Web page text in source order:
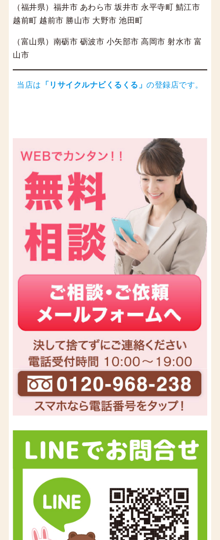
（福井県）福井市 あわら市 坂井市 永平寺町 鯖江市
越前町 越前市 勝山市 大野市 池田町
（富山県）南砺市 砺波市 小矢部市 高岡市 射水市 富
山市
当店は 「 リサイクルナビくるくる 」の登録店です。